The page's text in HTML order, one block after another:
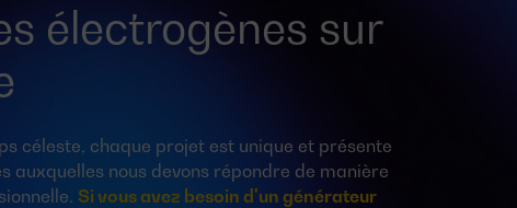
électrogènes sur
céleste, chaque projet est unique et présente
auxquelles nous devons répondre de manière
Si vous avez besoin d'un générateur